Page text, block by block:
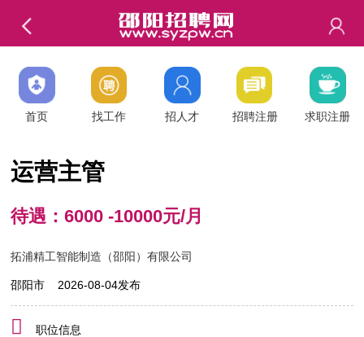
首页 找工作 招人才 招聘注册 求职注册
运营主管
待遇：6000 -10000元/月
拓浦精工智能制造（邵阳）有限公司
邵阳市 2026-08-04发布
职位信息